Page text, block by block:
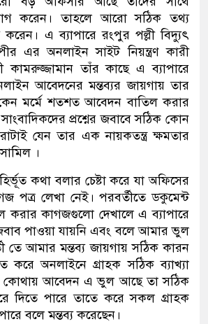
করেন। তাহলে আরো সঠিক তথ্য
করেন। এ ব্যাপারে রংপুর পল্লী বিদ্যুৎ
এর অনলাইন সাইট নিয়ন্ত্রণ কারী
কামরুজ্জামান তাঁর কাছে এ ব্যাপারে
আবেদনের মন্তব্যর জায়গায় তার
মর্মে শতশত আবেদন বাতিল করার
প্রশ্নের জবাবে সঠিক কোন
যেন তার এক নায়কতন্ত্র ক্ষমতার
।
কথা বলার চেষ্টা করে যা অফিসের
পত্র লেখা নেই। পরবর্তীতে ডকুমেন্ট
করার কাগজগুলো দেখালে এ ব্যাপারে
পাওয়া যায়নি এবং বলে আমার ভুল
তে আমার মন্তব্য জায়গায় সঠিক কারন
করে অনলাইনে গ্রাহক সঠিক ব্যাখ্যা
কোথায় আবেদন এ ভুল আছে তা সঠিক
দিতে পারে তাতে করে সকল গ্রাহক
বলে মন্তব্য করেছেন।